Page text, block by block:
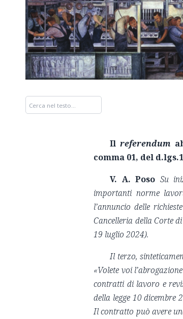
Ilreferendum
comma 01, del
V. A. Poso Su
importanti norme
l’annuncio delle
Cancelleria della Corte
19 luglio 2024).
Il terzo,
«Volete voi
contratti di lavoro e
della legge 10 dicembre
Il contratto può avere